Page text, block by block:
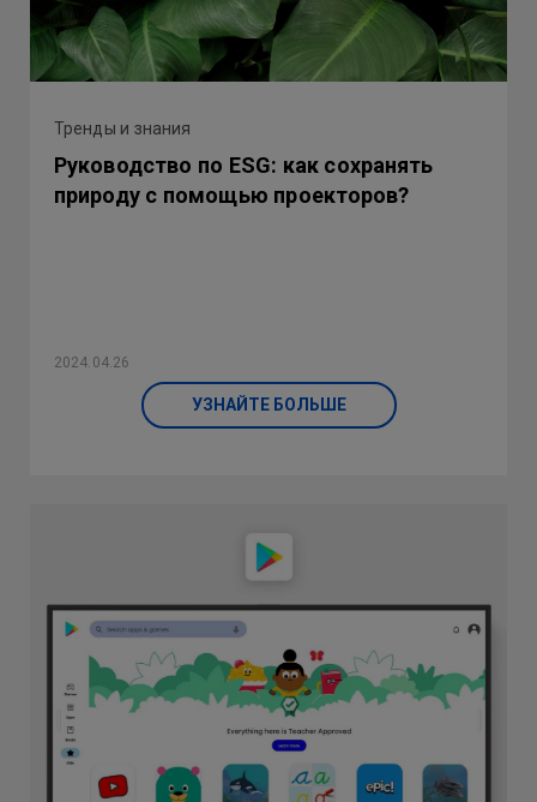
Тренды и знания
Руководство по ESG: как сохранять
природу с помощью проекторов?
2024.04.26
УЗНАЙТЕ БОЛЬШЕ